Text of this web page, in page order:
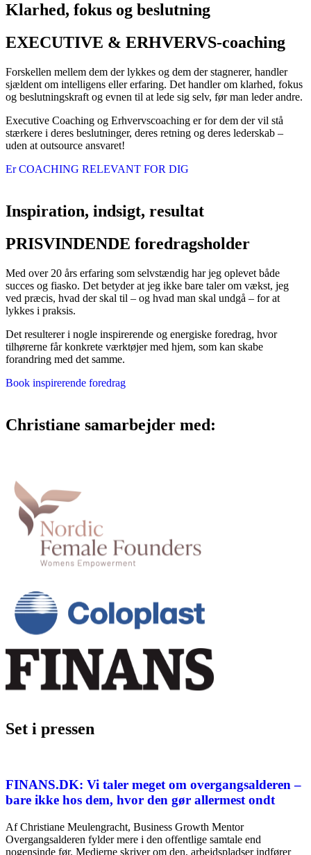
Klarhed, fokus og beslutning
EXECUTIVE & ERHVERVS-coaching
Forskellen mellem dem der lykkes og dem der stagnerer, handler
sjældent om intelligens eller erfaring. Det handler om klarhed, fokus
og beslutningskraft og evnen til at lede sig selv, før man leder andre.
Executive Coaching og Erhvervscoaching er for dem der vil stå
stærkere i deres beslutninger, deres retning og deres lederskab –
uden at outsource ansvaret!
Er COACHING RELEVANT FOR DIG
Inspiration, indsigt, resultat
PRISVINDENDE foredragsholder
Med over 20 års erfaring som selvstændig har jeg oplevet både
succes og fiasko. Det betyder at jeg ikke bare taler om vækst, jeg
ved præcis, hvad der skal til – og hvad man skal undgå – for at
lykkes i praksis.
Det resulterer i nogle inspirerende og energiske foredrag, hvor
tilhørerne får konkrete værktøjer med hjem, som kan skabe
forandring med det samme.
Book inspirerende foredrag
Christiane samarbejder med:
Set i pressen
FINANS.DK: Vi taler meget om overgangsalderen –
bare ikke hos dem, hvor den gør allermest ondt
Af Christiane Meulengracht, Business Growth Mentor
Overgangsalderen fylder mere i den offentlige samtale end
nogensinde før. Medierne skriver om den, arbejdspladser indfører